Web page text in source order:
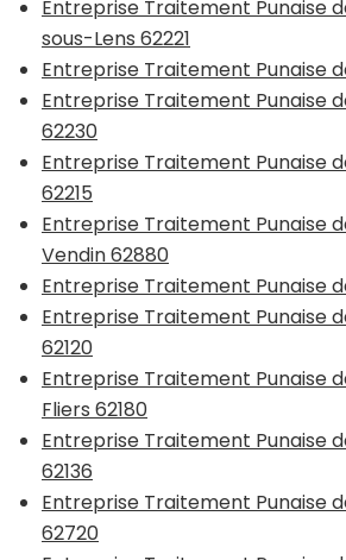
Entreprise Traitement Punaise
sous-Lens 62221
Entreprise Traitement Punaise
Entreprise Traitement Punaise
62230
Entreprise Traitement Punaise
62215
Entreprise Traitement Punaise
Vendin 62880
Entreprise Traitement Punaise
Entreprise Traitement Punaise
62120
Entreprise Traitement Punaise
Fliers 62180
Entreprise Traitement Punaise
62136
Entreprise Traitement Punaise
62720